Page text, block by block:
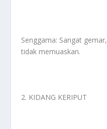
Senggama: Sangat
tidak memuaskan.
2. KIDANG KERIPUT